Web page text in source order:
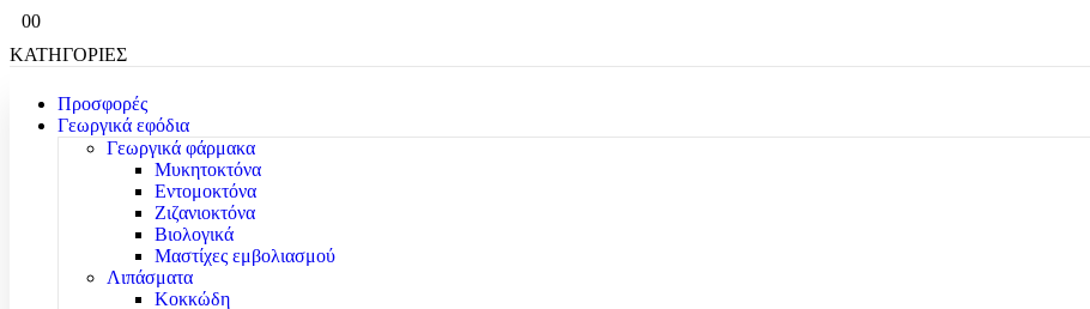
00
ΚΑΤΗΓΟΡΙΕΣ
Προσφορές
Γεωργικά εφόδια
Γεωργικά φάρμακα
Μυκητοκτόνα
Εντομοκτόνα
Ζιζανιοκτόνα
Βιολογικά
Μαστίχες εμβολιασμού
Λιπάσματα
Κοκκώδη